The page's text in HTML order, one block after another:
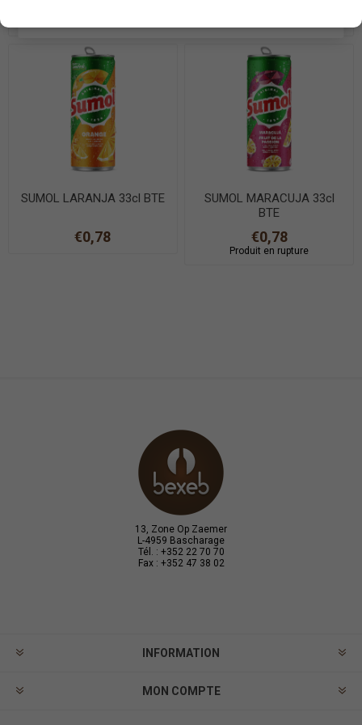
SUMOL LARANJA 33cl BTE
€0,78
SUMOL MARACUJA 33cl
BTE
€0,78
Produit en rupture
13, Zone Op Zaemer
L-4959 Bascharage
Tél. : +352 22 70 70
Fax : +352 47 38 02
INFORMATION
MON COMPTE